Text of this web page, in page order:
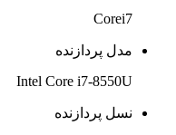
Corei7
مدل پردازنده
Intel Core i7-8550U
نسل پردازنده